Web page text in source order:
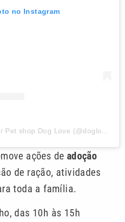
no Instagram
Um post compartilhado por Pet shop Dog Love (@doglovepetshopp)
ações de adoção
de ração, atividades
toda a família.
das 10h às 15h